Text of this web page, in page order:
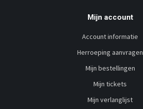
Mijn account
Account informatie
Herroeping aanvragen
Mijn bestellingen
Mijn tickets
Mijn verlanglijst